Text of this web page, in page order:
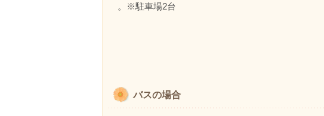
。※駐車場2台
バスの場合